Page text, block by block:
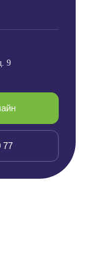
9
77